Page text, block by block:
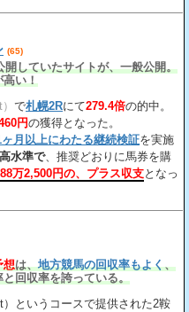
(65)
開していたサイトが、一般公開。
高い！
で札幌2Rにて279.4倍の的中。
円の獲得となった。
ヶ月以上にわたる継続検証を実施
水準で、推奨どおりに馬券を購
88万2,500円の、プラス収支となっ
想は、地方競馬の回収率もよく、
回収率を誇っている。
）というコースで提供された2鞍